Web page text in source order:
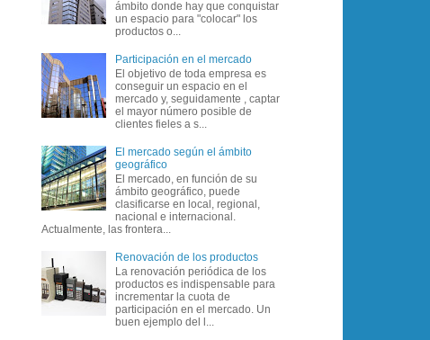
ámbito donde hay que conquistar
un espacio para "colocar" los
productos o...
Participación en el mercado
El objetivo de toda empresa es
conseguir un espacio en el
mercado y, seguidamente , captar
el mayor número posible de
clientes fieles a s...
El mercado según el ámbito
geográfico
El mercado, en función de su
ámbito geográfico, puede
clasificarse en local, regional,
nacional e internacional.
Actualmente, las frontera...
Renovación de los productos
La renovación periódica de los
productos es indispensable para
incrementar la cuota de
participación en el mercado. Un
buen ejemplo del l...